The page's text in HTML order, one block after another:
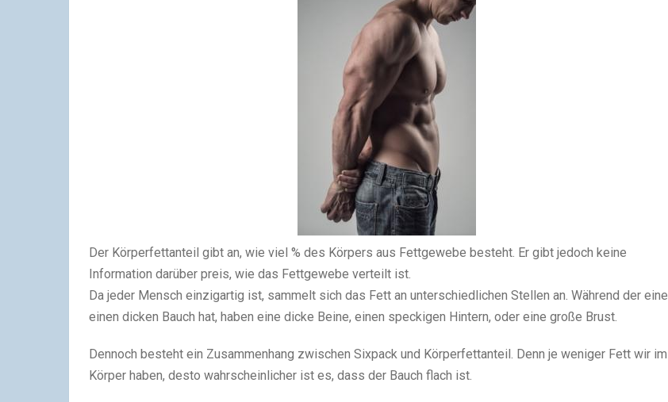
Der Körperfettanteil gibt an, wie viel % des Körpers aus Fettgewebe besteht. Er gibt jedoch keine
Information darüber preis, wie das Fettgewebe verteilt ist.
Da jeder Mensch einzigartig ist, sammelt sich das Fett an unterschiedlichen Stellen an. Während der eine
einen dicken Bauch hat, haben eine dicke Beine, einen speckigen Hintern, oder eine große Brust.
Dennoch besteht ein Zusammenhang zwischen Sixpack und Körperfettanteil. Denn je weniger Fett wir im
Körper haben, desto wahrscheinlicher ist es, dass der Bauch flach ist.